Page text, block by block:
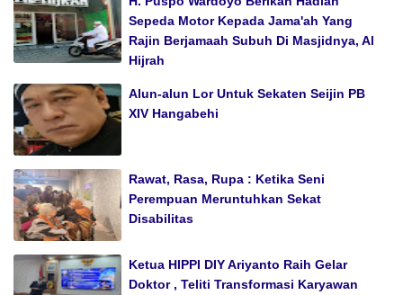
Sepeda Motor Kepada Jama'ah Yang
Rajin Berjamaah Subuh Di Masjidnya, Al
Hijrah
Alun-alun Lor Untuk Sekaten Seijin PB
XIV Hangabehi
Rawat, Rasa, Rupa : Ketika Seni
Perempuan Meruntuhkan Sekat
Disabilitas
Ketua HIPPI DIY Ariyanto Raih Gelar
Doktor , Teliti Transformasi Karyawan